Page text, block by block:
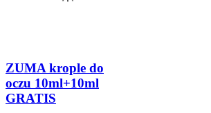
ZUMA krople do
oczu 10ml+10ml
GRATIS